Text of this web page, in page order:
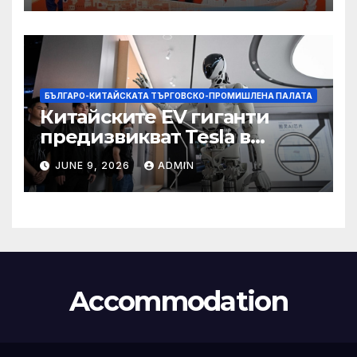
БЪЛГАРО-КИТАЙСКАТА ТЪРГОВСКО-ПРОМИШЛЕНА ПАЛАТА
Китайските EV гиганти
предизвикват Tesla в
надпреварата за
комерсиализиране на
хуманоидни роботи
JUNE 9, 2026 ADMIN
Accommodation